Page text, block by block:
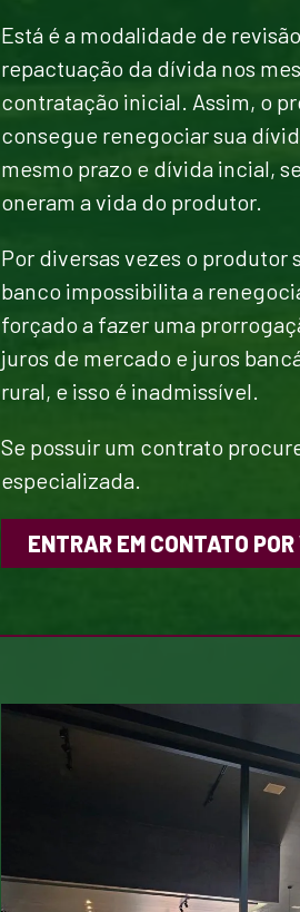
Está é a modalidade de
repactuação da dívida nos
contratação inicial. Assim, o
consegue renegociar sua
mesmo prazo e dívida incial,
oneram a vida do produtor.
Por diversas vezes o produtor
banco impossibilita a
forçado a fazer uma
juros de mercado e juros
rural, e isso é inadmissível.
Se possuir um contrato
especializada.
ENTRAR EM CONTATO